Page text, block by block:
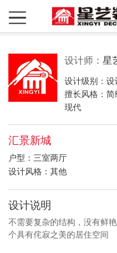
设计师： 星
设计级别：设
擅长风格：简
现代
汇景新城
户型：三室两厅
设计风格：其他
设计说明
不需要复杂的结构，没有鲜
个具有侘寂之美的居住空间